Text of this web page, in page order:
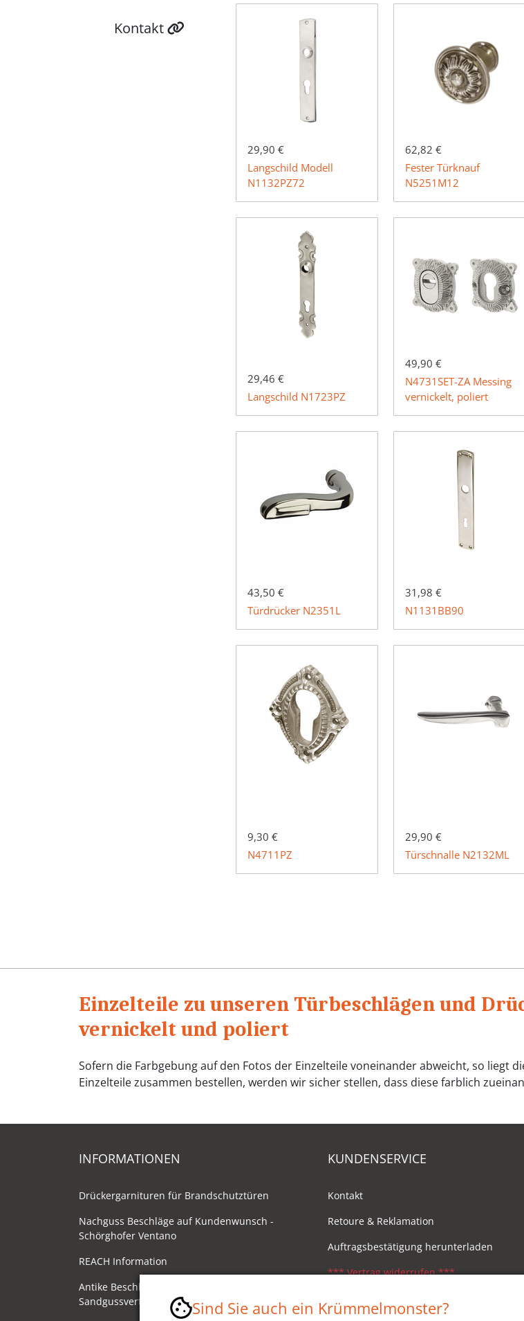
Kontakt
29,90 €
Langschild Modell
N1132PZ72
62,82 €
Fester Türknauf
N5251M12
29,46 €
Langschild N1723PZ
49,90 €
N4731SET-ZA Messing
vernickelt, poliert
43,50 €
Türdrücker N2351L
31,98 €
N1131BB90
9,30 €
N4711PZ
29,90 €
Türschnalle N2132ML
Einzelteile zu unseren Türbeschlägen und
vernickelt und poliert
Sofern die Farbgebung auf den Fotos der Einzelteile voneinander abweicht, so liegt
Einzelteile zusammen bestellen, werden wir sicher stellen, dass diese farblich
INFORMATIONEN
Drückergarnituren für Brandschutztüren
Nachguss Beschläge auf Kundenwunsch -
Schörghofer Ventano
REACH Information
Antike Beschläge - Herstellung im
Sandgussverfahren
KUNDENSERVICE
Kontakt
Retoure & Reklamation
Auftragsbestätigung herunterladen
*** Vertrag widerrufen ***
Sind Sie auch ein Krümmelmonster?